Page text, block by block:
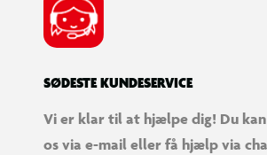
SØDESTE KUNDESERVICE
Vi er klar til at hjælpe dig! Du
os via e-mail eller få hjælp via